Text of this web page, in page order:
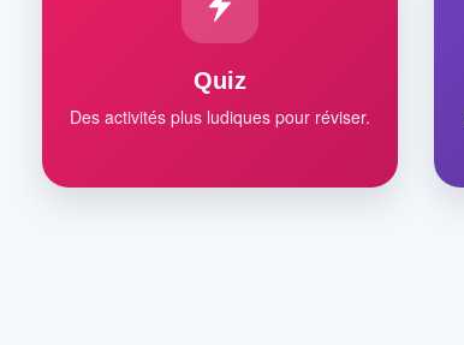
Quiz
Des activités plus ludiques pour réviser.